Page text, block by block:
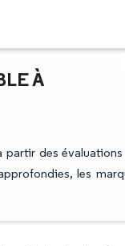
À
des évaluations
les